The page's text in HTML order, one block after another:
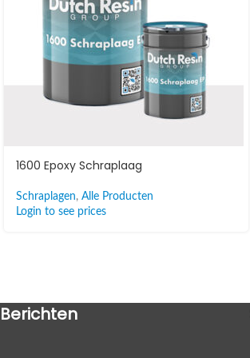
1600 Epoxy Schraplaag
Schraplagen, Alle Producten
Login to see prices
Berichten